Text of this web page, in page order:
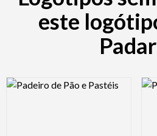
este
Logo Preview Image